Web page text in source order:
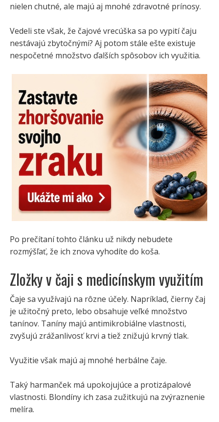
nielen chutné, ale majú aj mnohé zdravotné prínosy.
Vedeli ste však, že čajové vrecúška sa po vypití čaju
nestávajú zbytočnými? Aj potom stále ešte existuje
nespočetné množstvo ďalších spôsobov ich využitia.
Po prečítaní tohto článku už nikdy nebudete
rozmýšľať, že ich znova vyhodíte do koša.
Zložky v čaji s medicínskym využitím
Čaje sa využívajú na rôzne účely. Napríklad, čierny čaj
je užitočný preto, lebo obsahuje veľké množstvo
tanínov. Taníny majú antimikrobiálne vlastnosti,
zvyšujú zrážanlivosť krvi a tiež znižujú krvný tlak.
Využitie však majú aj mnohé herbálne čaje.
Taký harmanček má upokojujúce a protizápalové
vlastnosti. Blondíny ich zasa zužitkujú na zvýraznenie
melíra.